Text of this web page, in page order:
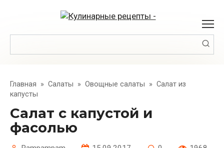
Главная » Салаты » Овощные салаты » Салат из
капусты
Салат с капустой и
фасолью